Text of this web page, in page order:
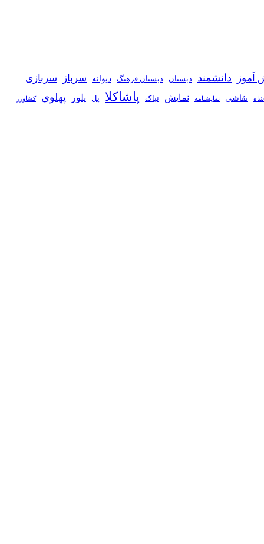
آموز دانشمند دبستان دبستان فرهنگ دیوانه سرباز سربازی
شاه نقاشی نمايشنامه نمایش نیاک پاشاکلا پل پلور پهلوی کشاورز